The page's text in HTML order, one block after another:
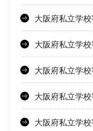
大阪府私立学
大阪府私立学
大阪府私立学
大阪府私立学
大阪府私立学